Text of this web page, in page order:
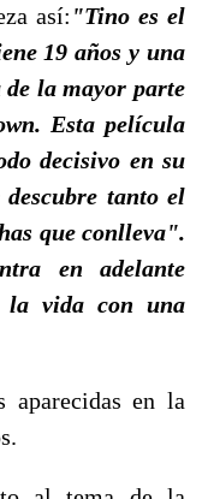
así: "Tino es el
19 años y una
la mayor parte
Esta película
decisivo en su
tanto el
que conlleva".
en adelante
la vida con una
aparecidas en la